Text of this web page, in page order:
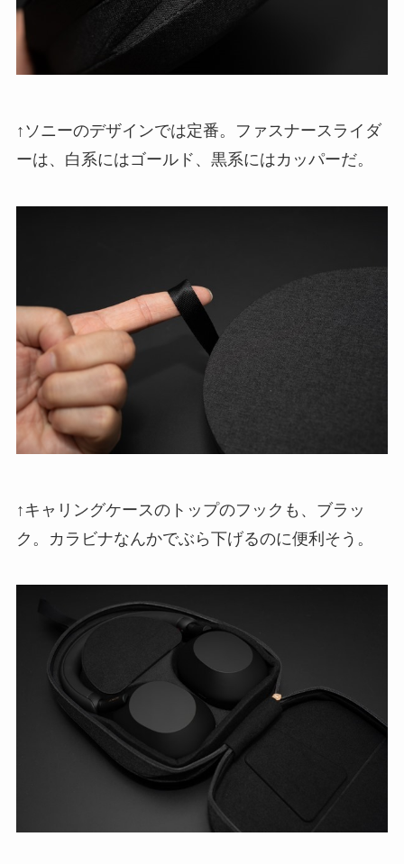
↑ソニーのデザインでは定番。ファスナースライダ
ーは、白系にはゴールド、黒系にはカッパーだ。
↑キャリングケースのトップのフックも、ブラッ
ク。カラビナなんかでぶら下げるのに便利そう。